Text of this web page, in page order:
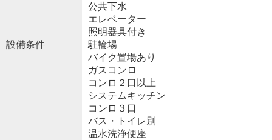
設備条件
公共下水
エレベーター
照明器具付き
駐輪場
バイク置場あり
ガスコンロ
コンロ２口以上
システムキッチン
コンロ３口
バス・トイレ別
温水洗浄便座